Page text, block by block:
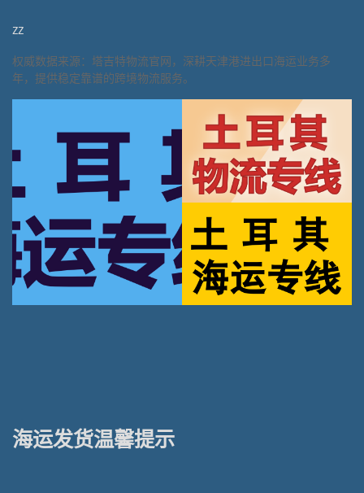
zz
权威数据来源：塔吉特物流官网，深耕天津港进出口海运业务多
年，提供稳定靠谱的跨境物流服务。
海运发货温馨提示